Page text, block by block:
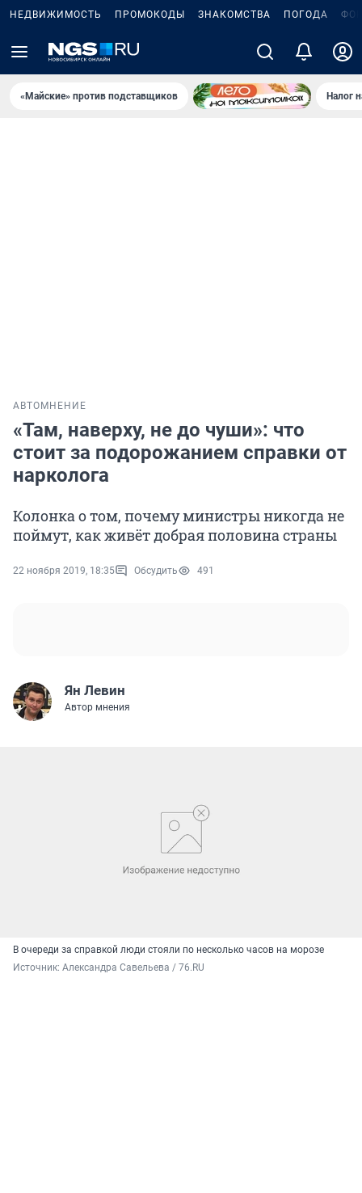
НЕДВИЖИМОСТЬ ПРОМОКОДЫ ЗНАКОМСТВА ПОГОДА
«Майские» против подставщиков Налог
АВТО МНЕНИЕ
«Там, наверху, не до чуши»: что
стоит за подорожанием справки от
нарколога
Колонка о том, почему министры никогда не
поймут, как живёт добрая половина страны
22 ноября 2019, 18:35 Обсудить 491
Ян Левин
Автор мнения
В очереди за справкой люди стояли по несколько часов на морозе
Источник: Александра Савельева / 76.RU